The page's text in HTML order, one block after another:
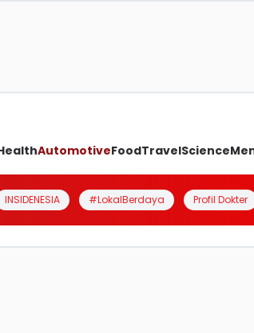
AutomotiveFoodTravelScience
INSIDENESIA #LokalBerdaya Profil Dokter